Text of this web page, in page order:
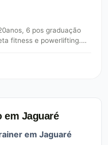
6 pos graduação
fitness e powerlifting.
em Jaguaré
em Jaguaré